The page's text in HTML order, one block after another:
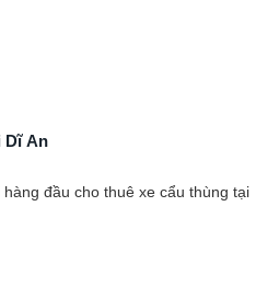
Dĩ An
đầu cho thuê xe cẩu thùng tại